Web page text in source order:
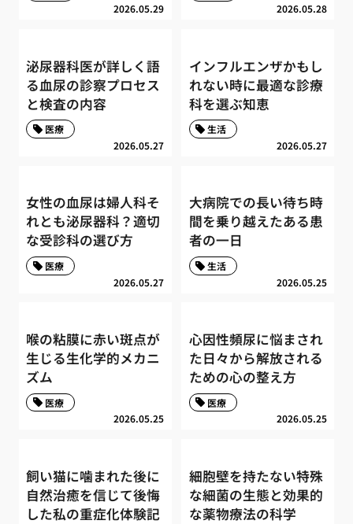
2026.05.29 2026.05.28
泌尿器科医が詳しく語
る血尿の診察プロセス
と検査の内容
2026.05.27
医療
インフルエンザかもし
れない時に最適な診療
科を選ぶ知恵
2026.05.27
生活
女性の血尿は婦人科そ
れとも泌尿器科？適切
な受診科の選び方
2026.05.27
医療
大病院での長い待ち時
間を乗り越えたある患
者の一日
2026.05.25
生活
喉の粘膜に赤い斑点が
生じる生化学的メカニ
ズム
2026.05.25
医療
心因性頻尿に悩まされ
た日々から解放される
ための心の整え方
2026.05.25
医療
飼い猫に噛まれた後に
自然治癒を信じて後悔
した私の重症化体験記
細胞壁を持たない特殊
な細菌の生態と効果的
な薬物療法の科学